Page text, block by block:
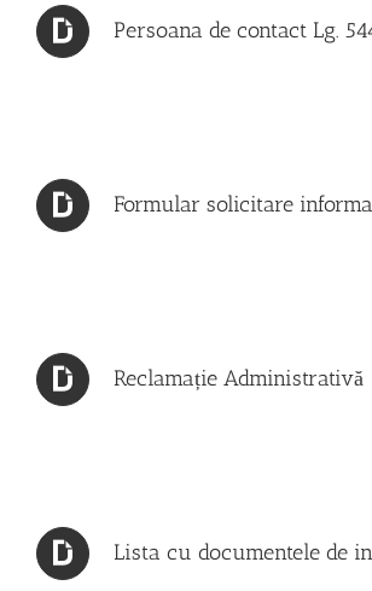
Persoana de contact Lg.
Formular solicitare
Reclamație Administrativă
Lista cu documentele de